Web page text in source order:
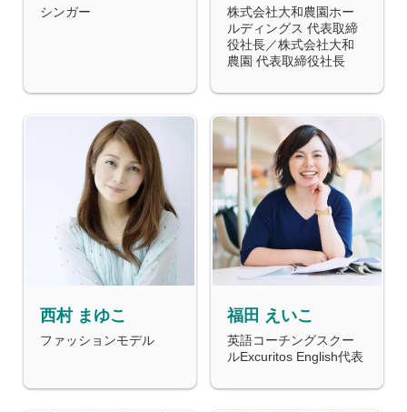
シンガー
株式会社大和農園ホー
ルディングス 代表取締
役社長／株式会社大和
農園 代表取締役社長
西村 まゆこ
ファッションモデル
福田 えいこ
英語コーチングスクー
ルExcuritos English代表